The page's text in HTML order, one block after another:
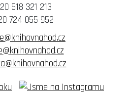
518 321 213
724 055 952